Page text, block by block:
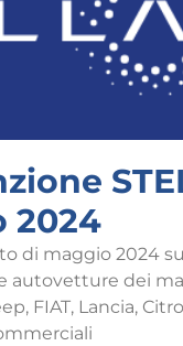
2024
di maggio 2024
autovetture dei
FIAT, Lancia,